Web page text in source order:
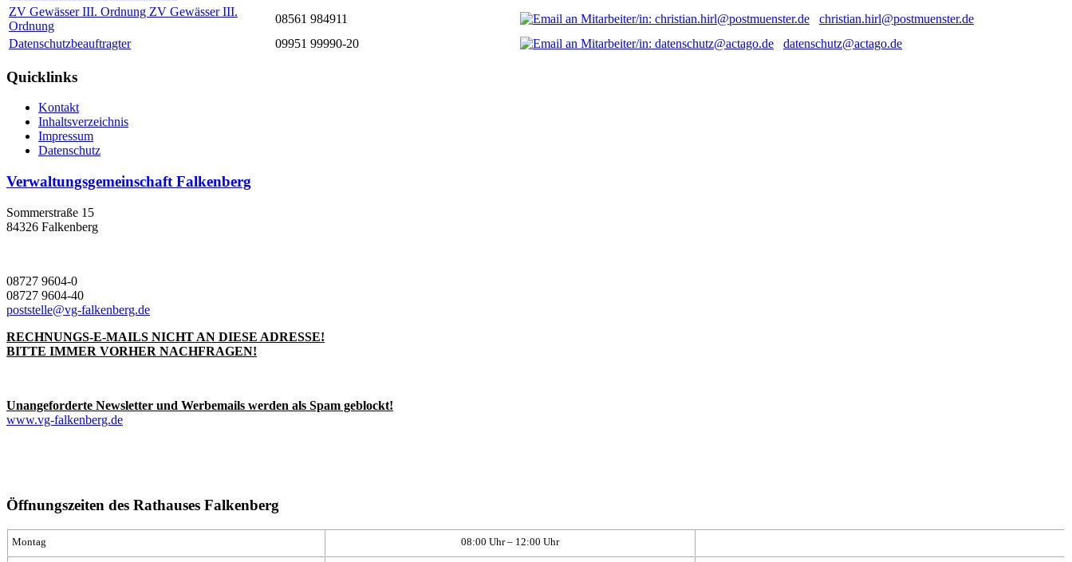
ZV Gewässer III. Ordnung ZV Gewässer III.
Ordnung
08561 984911
christian.hirl@postmuenster.de
Datenschutzbeauftragter
09951 99990-20 datenschutz@actago.de
Quicklinks
Kontakt
Inhaltsverzeichnis
Impressum
Datenschutz
Verwaltungsgemeinschaft Falkenberg
Sommerstraße 15
84326 Falkenberg
08727 9604-0
08727 9604-40
poststelle@vg-falkenberg.de
RECHNUNGS-E-MAILS NICHT AN DIESE ADRESSE!
BITTE IMMER VORHER NACHFRAGEN!
Unangeforderte Newsletter und Werbemails werden als Spam geblockt!
www.vg-falkenberg.de
Öffnungszeiten des Rathauses Falkenberg
Montag 08:00 Uhr – 12:00 Uhr